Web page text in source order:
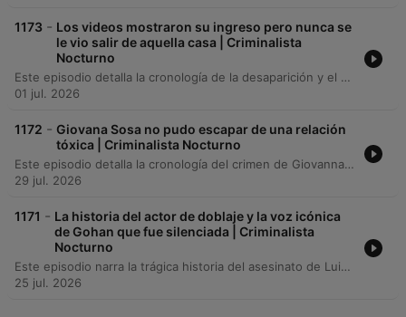
1173 - Los videos mostraron su ingreso pero nunca se
le vio salir de aquella casa | Criminalista
Nocturno
Este episodio detalla la cronología de la desaparición y el hallazgo del cuerpo de Ivonne Marisela López Rosendo, desde su último mensaje a su madre hasta el descubrimiento en Morelos. Se describen las investigaciones sobre su ingreso a una vivienda en Coyoacán, el hallazgo de su triciclo eléctrico y las detenciones de implicados relacionados con el traslado del cuerpo. Asimismo, se analizan las inconsistencias en la investigación y la teoría de la familia sobre una acción coordinada. Se repasa la línea de tiempo de los hechos y se concluye con un mensaje de cierre del podcast.
01 jul. 2026
1172 - Giovana Sosa no pudo escapar de una relación
tóxica | Criminalista Nocturno
Este episodio detalla la cronología del crimen de Giovanna Guadalupe Sosa, desde los antecedentes de violencia y la restricción perimetral contra su expareja, Tiziano Fiss, hasta el encuentro fatal en un hotel de Tigre. Se examinan las pruebas técnicas del disparo y la importancia de entender el contexto de violencia previa. La investigación judicial analiza si el hecho fue un accidente o un feminicidio premeditado. Mientras la defensa sostiene la hipótesis de un accidente durante un supuesto juego, la fiscalía sostiene que se trató de una ejecución a sangre fría, destacando la ausencia de auxilio inmediato tras el disparo.
29 jul. 2026
1171 - La historia del actor de doblaje y la voz icónica
de Gohan que fue silenciada | Criminalista
Nocturno
Este episodio narra la trágica historia del asesinato de Luis Alfonso Mendoza, su esposa Lourdes y su cuñado Mario a manos de Mario Martínez, alias Chen, en la academia Art Spot. El relato detalla los antecedentes del conflicto legal por la propiedad del inmueble y el impacto global que tuvo la muerte del icónico actor de doblaje en la comunidad de Latinoamérica. Asimismo, se analiza el legado docente de Luis y la vulnerabilidad de los artistas independientes ante la inseguridad. Se abordan las consecuencias legales del caso, el destino incierto de la propiedad de Art Spot y la continuación del proyecto por parte de su hija, Nayeli.
25 jul. 2026